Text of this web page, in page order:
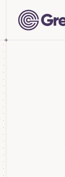
Skip to content